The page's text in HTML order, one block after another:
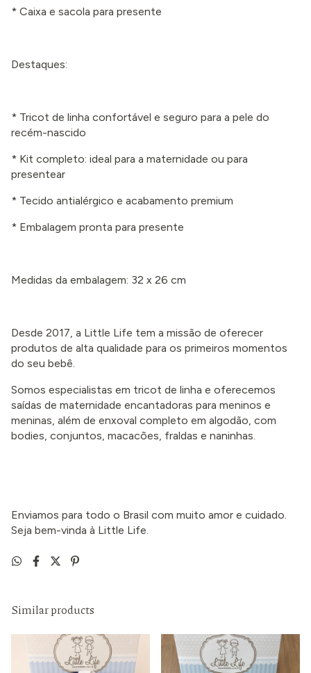
* Caixa e sacola para presente
Destaques:
* Tricot de linha confortável e seguro para a pele do
recém-nascido
* Kit completo: ideal para a maternidade ou para
presentear
* Tecido antialérgico e acabamento premium
* Embalagem pronta para presente
Medidas da embalagem: 32 x 26 cm
Desde 2017, a Little Life tem a missão de oferecer
produtos de alta qualidade para os primeiros momentos
do seu bebê.
Somos especialistas em tricot de linha e oferecemos
saídas de maternidade encantadoras para meninos e
meninas, além de enxoval completo em algodão, com
bodies, conjuntos, macacões, fraldas e naninhas.
Enviamos para todo o Brasil com muito amor e cuidado.
Seja bem-vinda à Little Life.
Similar products